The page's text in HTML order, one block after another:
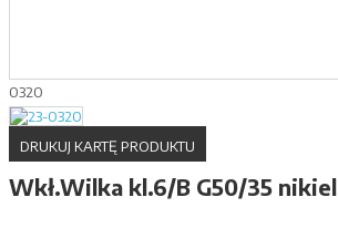
0320
DRUKUJ KARTĘ PRODUKTU
Wkł.Wilka kl.6/B G50/35 nikiel